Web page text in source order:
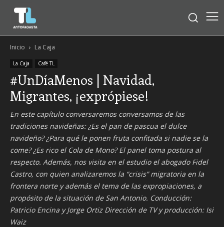
Inicio La Caja
La Caja Café TL
#UnDíaMenos | Navidad,
Migrantes, ¡exprópiese!
En este capítulo conversaremos conversamos de las
tradiciones navideñas: ¿Es el pan de pascua el dulce
navideño? ¿Para qué le ponen fruta confitada si nadie se la
come? ¿Es rico el Cola de Mono? El panel toma postura al
respecto. Además, nos visita en el estudio el abogado Fidel
Castro, con quien analizaremos la “crisis” migratoria en la
frontera norte y además el tema de las expropiaciones, a
propósito de la situación de San Antonio. Conducción:
Patricio Encina y Jorge Ortiz Dirección de TV y producción: Isi
Waiz